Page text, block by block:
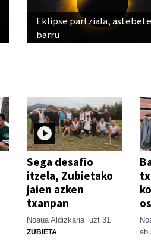
Eklipse partziala, astebete
barru
Sega desafio
itzela, Zubietako
jaien azken
txanpan
Noaua Aldizkaria uzt 31
ZUBIETA